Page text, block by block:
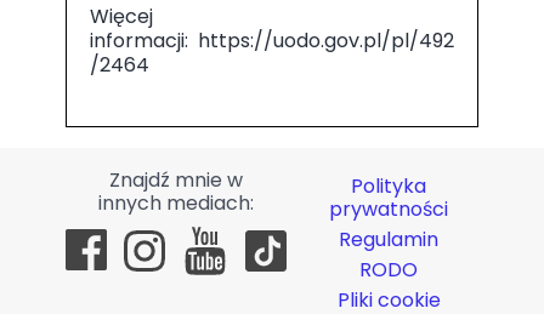
Więcej
informacji: https://uodo.gov.pl/pl/492
/2464
Polityka
prywatności
Regulamin
RODO
Pliki cookie
Znajdź mnie w
innych mediach: